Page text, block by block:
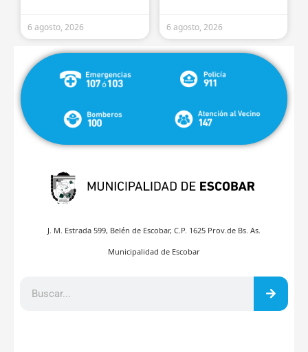
6 agosto, 2026 6 agosto, 2026
J. M. Estrada 599, Belén de Escobar, C.P. 1625 Prov.de Bs. As.
Municipalidad de Escobar